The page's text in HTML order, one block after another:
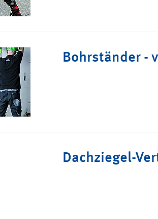
Bohrständer -
Dachziegel-